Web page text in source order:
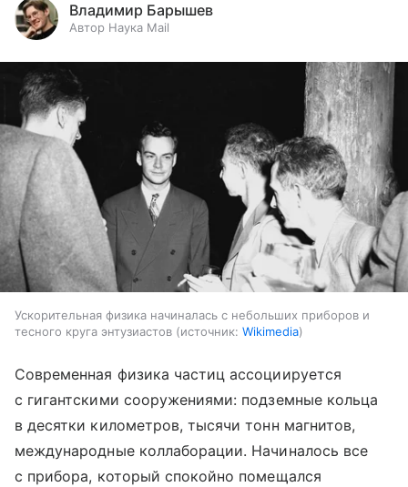
Владимир Барышев
Автор Наука Mail
Ускорительная физика начиналась с небольших приборов и
тесного круга энтузиастов
источник: Wikimedia
Современная физика частиц ассоциируется
с гигантскими сооружениями: подземные кольца
в десятки километров, тысячи тонн магнитов,
международные коллаборации. Начиналось все
с прибора, который спокойно помещался